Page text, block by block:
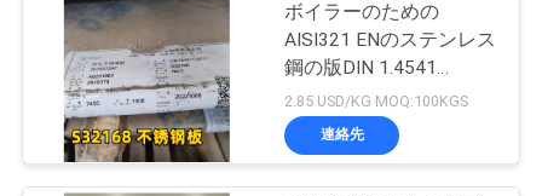
ボイラーのための
AISI321 ENのステンレス
鋼の版DIN 1.4541
S32168つや出しの
10mm
2.85 USD/KG MOQ:100KGS
連絡先